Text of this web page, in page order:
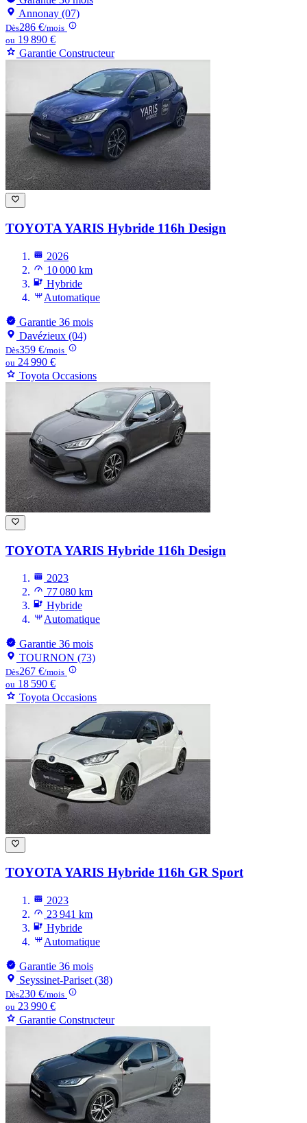
Annonay (07)
Dès286 €/mois
ou 19 890 €
Garantie Constructeur
TOYOTA YARIS Hybride 116h Design
2026
10 000 km
Hybride
Automatique
Garantie 36 mois
Davézieux (04)
Dès359 €/mois
ou 24 990 €
Toyota Occasions
TOYOTA YARIS Hybride 116h Design
2023
77 080 km
Hybride
Automatique
Garantie 36 mois
TOURNON (73)
Dès267 €/mois
ou 18 590 €
Toyota Occasions
TOYOTA YARIS Hybride 116h GR Sport
2023
23 941 km
Hybride
Automatique
Garantie 36 mois
Seyssinet-Pariset (38)
Dès230 €/mois
ou 23 990 €
Garantie Constructeur